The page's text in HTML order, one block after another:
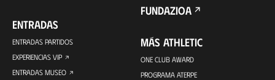
ENTRADAS
ENTRADAS PARTIDOS
EXPERIENCIAS VIP
ENTRADAS MUSEO
FUNDAZIOA
MÁS ATHLETIC
ONE CLUB AWARD
PROGRAMA ATERPE